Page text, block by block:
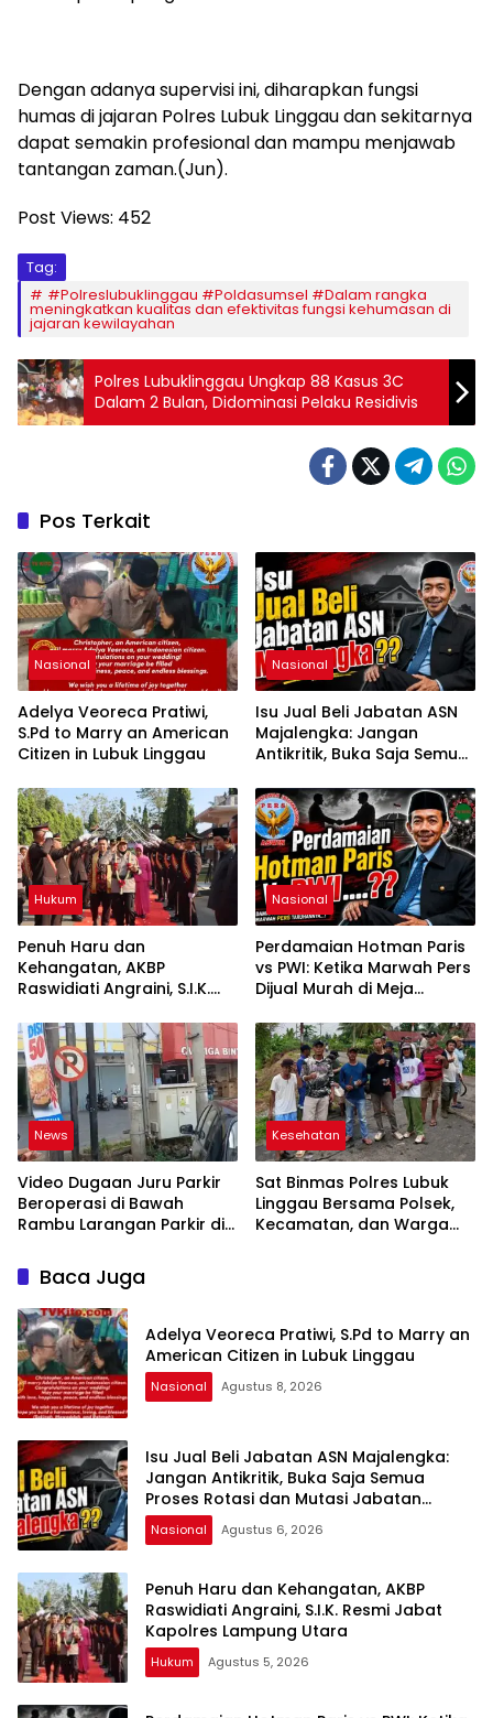
Dengan adanya supervisi ini, diharapkan fungsi
humas di jajaran Polres Lubuk Linggau dan sekitarnya
dapat semakin profesional dan mampu menjawab
tantangan zaman.(Jun).
Post Views: 452
Tag:
#Polreslubuklinggau #Poldasumsel #Dalam rangka
meningkatkan kualitas dan efektivitas fungsi kehumasan di
jajaran kewilayahan
Polres Lubuklinggau Ungkap 88 Kasus 3C
Dalam 2 Bulan, Didominasi Pelaku Residivis
Pos Terkait
Nasional
Adelya Veoreca Pratiwi,
S.Pd to Marry an American
Citizen in Lubuk Linggau
Nasional
Isu Jual Beli Jabatan ASN
Majalengka: Jangan
Antikritik, Buka Saja Semua
Jabatan kepada Publik
Oleh: Aceng Syamsul
Hadie, S.Sos., MM. Ketua
Dewan Pembina Pusat
ASWIN
Hukum
Penuh Haru dan
Kehangatan, AKBP
Raswidiati Angraini, S.I.K.
Lampung Utara
Nasional
Perdamaian Hotman Paris
vs PWI: Ketika Marwah Pers
Dijual Murah di Meja
Syamsul Hadie (ASH)”
News
Video Dugaan Juru Parkir
Beroperasi di Bawah
Rambu Larangan Parkir di
Warganet Soroti Dugaan
Pelanggaran
Kesehatan
Sat Binmas Polres Lubuk
Linggau Bersama Polsek,
Kecamatan, dan Warga
Baca Juga
Adelya Veoreca Pratiwi, S.Pd to Marry an
American Citizen in Lubuk Linggau
Nasional Agustus 8, 2026
Isu Jual Beli Jabatan ASN Majalengka:
Jangan Antikritik, Buka Saja Semua
Proses Rotasi dan Mutasi Jabatan
kepada Publik Oleh: Aceng Syamsul
Hadie, S.Sos., MM. Ketua Dewan Pembina
Nasional Agustus 6, 2026
Penuh Haru dan Kehangatan, AKBP
Raswidiati Angraini, S.I.K. Resmi Jabat
Kapolres Lampung Utara
Hukum Agustus 5, 2026